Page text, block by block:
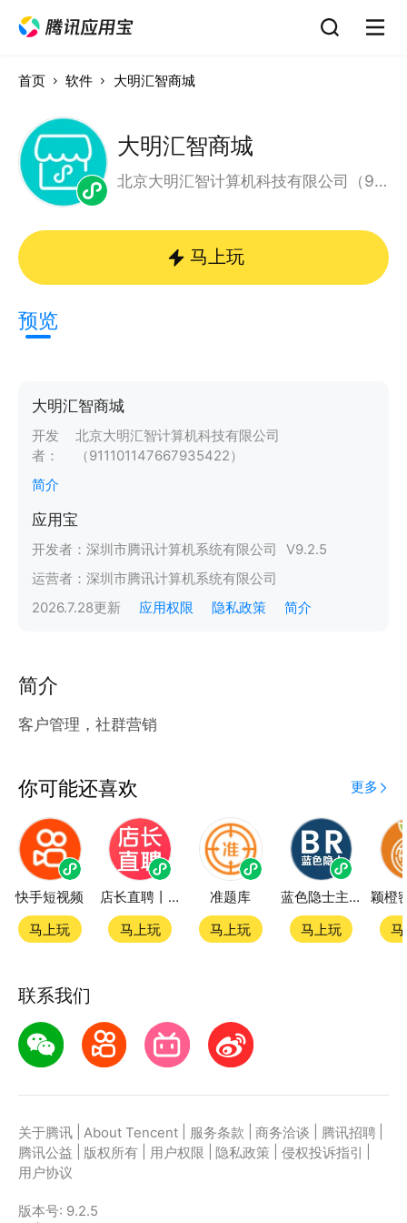
首页 软件 大明汇智商城
大明汇智商城
北京大明汇智计算机科技有限公司（911101147667935422）
马上玩
预览
大明汇智商城
开发
者：
北京大明汇智计算机科技有限公司
（911101147667935422）
简介
应用宝
开发者： 深圳市腾讯计算机系统有限公司 V9.2.5
运营者： 深圳市腾讯计算机系统有限公司
2026.7.28更新 应用权限 隐私政策 简介
简介
客户管理，社群营销
你可能还喜欢 更多
快手短视频
马上玩
店长直聘丨求职招聘找工作
马上玩
准题库
马上玩
蓝色隐士主题站
马上玩
联系我们
关于腾讯 About Tencent 服务条款 商务洽谈 腾讯招聘
腾讯公益
版权所有 用户权限 隐私政策 侵权投诉指引
用户协议
版本号: 9.2.5